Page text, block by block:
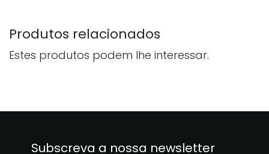
Produtos relacionados
Estes produtos podem lhe interessar.
Subscreva a nossa newsletter